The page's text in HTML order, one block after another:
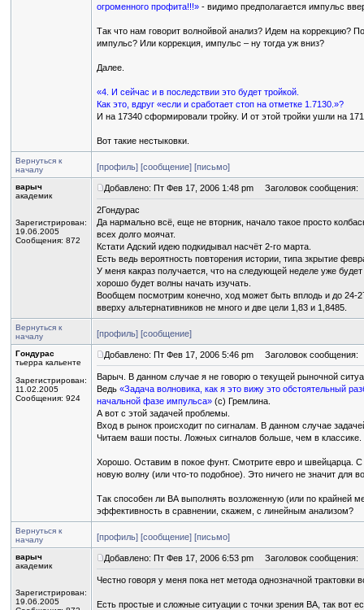
огроменного профита!!!» - видимо предполагается импульс
Так что нам говорит волнойвой анализ? Идем на коррекцию?
импульс? Или коррекция, импульс – ну тогда уж вниз?
Далее.
«4. И сейчас и в последствии это будет тройкой.
Как это, вдруг «если и сработает стоп на отметке 1.7130.»?
И на 17340 сформировали тройку. И от этой тройки ушли на
Вот такие нестыковки.
Вернуться к
началу
[профиль] [сообщение] [письмо]
варыч
академик
Зарегистрирован:
19.06.2005
Сообщения: 872
Добавлено: Пт Фев 17, 2006 1:48 pm Заголовок сообщения:
2Гондурас
Да нармально всё, еще не вторник, начало такое просто
всех долго моячат.
Кстати Адский идею подкидывал насчёт 2-го марта.
Есть ведь вероятность повторения истории, типа зкрытие
У меня какраз получается, что на следующей неделе уже
хорошо будет волны начать изучать.
Вообщем посмотрим конечно, ход может быть вплодь и до 24-
вверху альтернативников не много и две цели 1,83 и 1,8485.
Вернуться к
началу
[профиль] [сообщение]
Гондурас
тьерра кальенте
Зарегистрирован:
11.02.2005
Сообщения: 924
Добавлено: Пт Фев 17, 2006 5:46 pm Заголовок сообщения:
Варыч. В данном случае я не говорю о текущей рыночной
Ведь «Задача волновика, как я это вижу это обстоятельный
начальной фазе импульса» (с) Гремлина.
А вот с этой задачей проблемы.
Вход в рынок происходит по сигналам. В данном случае
Читаем ваши посты. Ложных сигналов больше, чем в классике.
Хорошо. Оставим в покое фунт. Смотрите евро и швейцарца.
новую волну (или что-то подобное). Это ничего не значит для
Так способен ли ВА выполнять возложенную (или по крайней
эффективность в сравнении, скажем, с линейным анализом?
Вернуться к
началу
[профиль] [сообщение] [письмо]
варыч
академик
Зарегистрирован:
19.06.2005
Добавлено: Пт Фев 17, 2006 6:53 pm Заголовок сообщения:
Честно говоря у меня пока нет метода однозначной
Есть простые и сложные ситуации с точки зрения ВА, так вот